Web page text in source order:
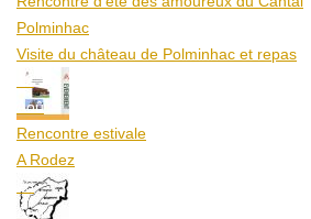
Polminhac
Visite du château de Polminhac et repas
12
Aoû
Rencontre estivale
A Rodez
23
Aoû